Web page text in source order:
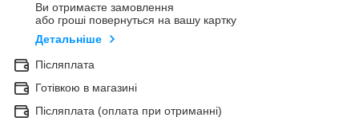
Ви отримаєте замовлення
або гроші повернуться на вашу картку
Детальніше
Післяплата
Готівкою в магазині
Післяплата (оплата при отриманні)